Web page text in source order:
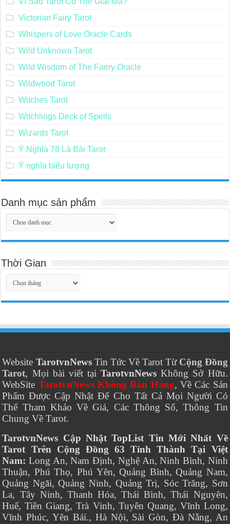
Victorian Fairy Tarot
Whispers of Love Oracle Cards
Wild Unknown Tarot
Wild Wisdom of The Faery Oracle
Wildwood Tarot
Witches Tarot
Witchlings Deck of Spells
Wizards Tarot
Ý Nghĩa 78 Lá Bài Tarot
Ý nghĩa biểu tượng
Danh mục sản phẩm
Thời Gian
Thời
Gian
Website TarotvnNewsTin Tức Về Tarot Từ Cộng Đồng
Tarot, Mọi bài viết tạiTarotvnNews Không Sở Hữu.
WebSite TarotvnNews Không Bán Hàng, Về Các Sản
Phẩm Được Cập Nhật Để Cho Tất Cả Mọi Người Có
Thể Tham Khảo Về Giá, Các Thông Số, Thông Tin
Chung Về Tarot.
TarotvnNews Cập Nhật TopList Tin Mới Nhất Về
Tarot Trên Cộng Đồng 63 Tỉnh Thành Tại Việt
Nam: Long An, Nam Định, Nghệ An, Ninh Bình, Ninh
Thuận, Phú Thọ, Phú Yên, Quảng Bình, Quảng Nam,
Quảng Ngãi, Quảng Ninh, Quảng Trị, Sóc Trăng, Sơn
La, Tây Ninh, Thanh Hóa, Thái Bình, Thái Nguyên,
Huế, Tiền Giang, Trà Vinh, Tuyên Quang, Vĩnh Long,
Vĩnh Phúc, Yên Bái., Hà Nội, Sài Gòn, Đà Nẵng, An